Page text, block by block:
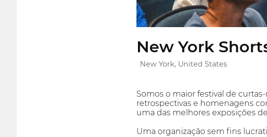
New York
New York, United States
Somos o maior festival de
retrospectivas e homenagens
uma das melhores exposições
Uma organização sem fins